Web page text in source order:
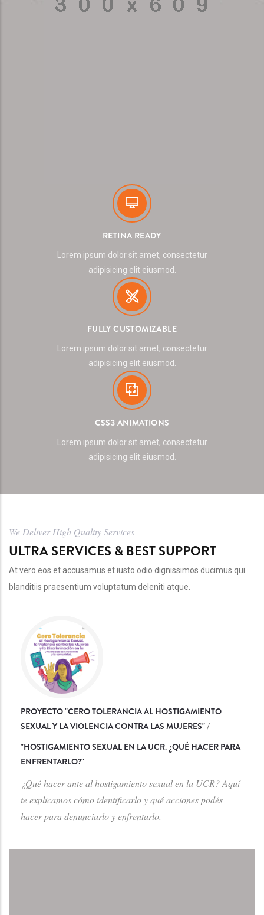
RETINA READY
Lorem ipsum dolor sit amet, consectetur
adipisicing elit eiusmod.
FULLY CUSTOMIZABLE
Lorem ipsum dolor sit amet, consectetur
adipisicing elit eiusmod.
CSS3 ANIMATIONS
Lorem ipsum dolor sit amet, consectetur
adipisicing elit eiusmod.
We Deliver High Quality Services
ULTRA SERVICES & BEST SUPPORT
At vero eos et accusamus et iusto odio dignissimos ducimus qui
blanditiis praesentium voluptatum deleniti atque.
PROYECTO "CERO TOLERANCIA AL HOSTIGAMIENTO
SEXUAL Y LA VIOLENCIA CONTRA LAS MUJERES" /
"HOSTIGAMIENTO SEXUAL EN LA UCR. ¿QUÉ HACER PARA
ENFRENTARLO?"
¿Qué hacer ante al hostigamiento sexual en la UCR? Aquí
te explicamos cómo identificarlo y qué acciones podés
hacer para denunciarlo y enfrentarlo.